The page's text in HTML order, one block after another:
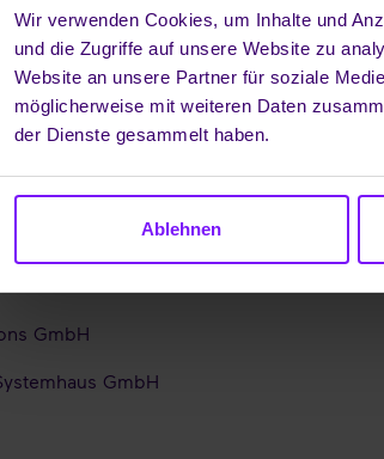
Wir verwenden Cookies, um Inhalte und
und die Zugriffe auf unsere Website zu
Website an unsere Partner für soziale
möglicherweise mit weiteren Daten
der Dienste gesammelt haben.
Ablehnen
und Kommunikationstechnik GmbH
AG
& Co.KG
GmbH
GmbH
GmbH